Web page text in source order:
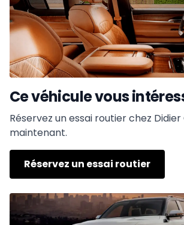
Ce véhicule vous
Réservez un essai routier chez
maintenant.
Réservez un essai routier